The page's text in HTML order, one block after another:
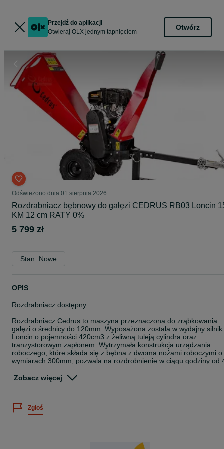
Przejdź do aplikacji
Otwieraj OLX jednym tapnięciem
Otwórz
Odświeżono dnia 01 sierpnia 2026
Rozdrabniacz bębnowy do gałęzi CEDRUS RB03 Loncin
KM 12 cm RATY 0%
5 799 zł
Stan: Nowe
OPIS
Rozdrabniacz dostępny.
Rozdrabniacz Cedrus to maszyna przeznaczona do zrąbkowania
gałęzi o średnicy do 120mm. Wyposażona została w wydajny silnik
Loncin o pojemności 420cm3 z żeliwną tuleją cylindra oraz
tranzystorowym zapłonem. Wytrzymała konstrukcja urządzania
roboczego, które składa się z bębna z dwoma nożami roboczymi o
wymiarach 300mm, pozwala na rozdrobnienie w ciągu godziny od
pasków napędowych. Wał napędowy jest łożyskowany i
wyłączniki, które w razie niebezpieczeństwa wyłączą silnik, a co za
tym idzie zatrzymają bęben roboczy.
- mocny silnik Loncin G420F z żeliwną tuleją,
Zobacz więcej
Zgłoś